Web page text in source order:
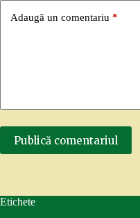
Adaugă un comentariu *
Publică comentariul
Etichete